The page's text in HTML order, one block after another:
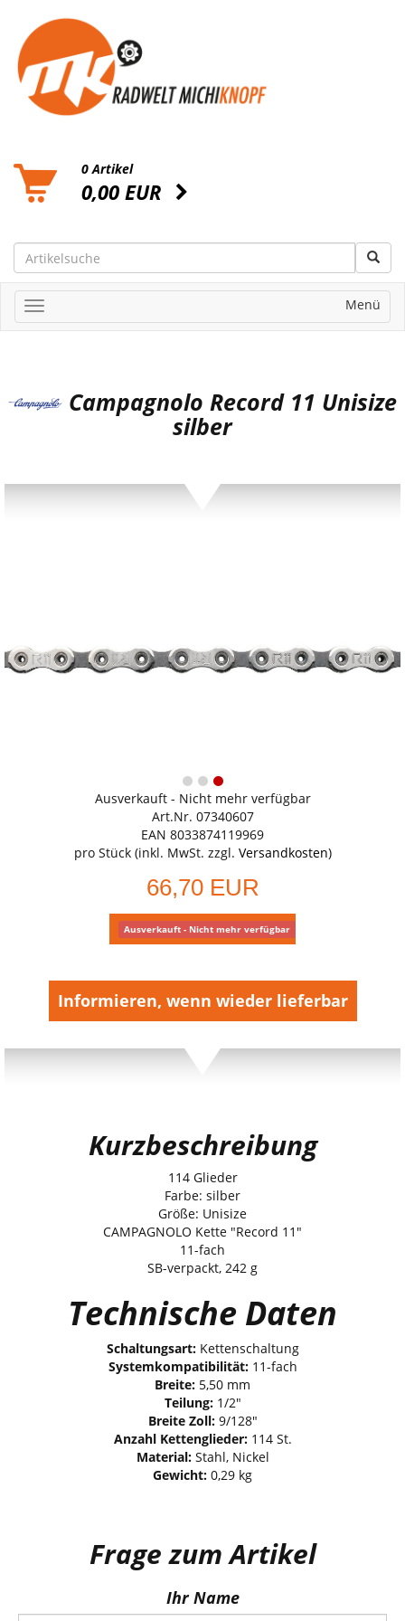
0 Artikel
0,00 EUR
Menü
Campagnolo Record 11 Unisize
silber
Ausverkauft - Nicht mehr verfügbar
Art.Nr. 07340607
EAN 8033874119969
pro Stück (inkl. MwSt. zzgl. Versandkosten)
66,70 EUR
Ausverkauft - Nicht mehr verfügbar
Informieren, wenn wieder lieferbar
Kurzbeschreibung
114 Glieder
Farbe: silber
Größe: Unisize
CAMPAGNOLO Kette "Record 11"
11-fach
SB-verpackt, 242 g
Technische Daten
Schaltungsart:Kettenschaltung
Systemkompatibilität:11-fach
Breite: 5,50 mm
Teilung:1/2"
Breite Zoll:9/128"
Anzahl Kettenglieder:114 St.
Material:Stahl, Nickel
Gewicht: 0,29 kg
Frage zum Artikel
Ihr Name